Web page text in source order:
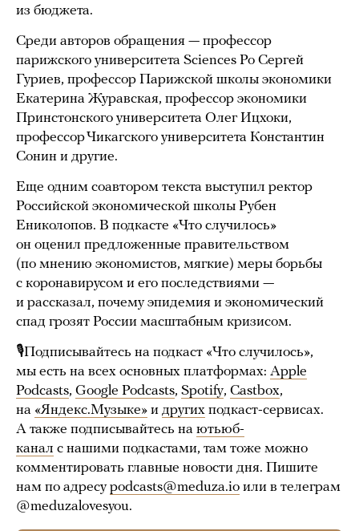
из бюджета.
Среди авторов обращения — профессор
парижского университета Sciences Po Сергей
Гуриев, профессор Парижской школы экономики
Екатерина Журавская, профессор экономики
Принстонского университета Олег Ицхоки,
профессор Чикагского университета Константин
Сонин и другие.
Еще одним соавтором текста выступил ректор
Российской экономической школы Рубен
Ениколопов. В подкасте «Что случилось»
он оценил предложенные правительством
(по мнению экономистов, мягкие) меры борьбы
с коронавирусом и его последствиями —
и рассказал, почему эпидемия и экономический
спад грозят России масштабным кризисом.
🎙Подписывайтесь на подкаст «Что случилось»,
мы есть на всех основных платформах: Apple
Podcasts, Google Podcasts, Spotify, Castbox,
на «Яндекс.Музыке» и других подкаст-сервисах.
А также подписывайтесь на ютьюб-
канал с нашими подкастами, там тоже можно
комментировать главные новости дня. Пишите
нам по адресуpodcasts@meduza.io или в телеграм
@meduzalovesyou.